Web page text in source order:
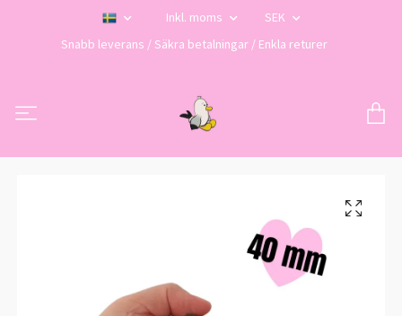
Inkl. moms
SEK
Snabb leverans / Säkra betalningar / Enkla returer